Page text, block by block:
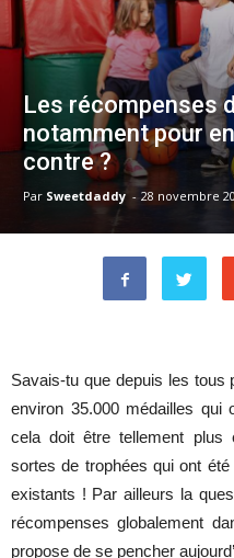
Les récompenses
notamment pour
contre ?
Par Sweetdaddy - 28 novembre
Savais-tu que depuis les
environ 35.000 médailles
cela doit être tellement plus
sortes de trophées qui ont
existants ! Par ailleurs la
récompenses globalement
propose de se pencher